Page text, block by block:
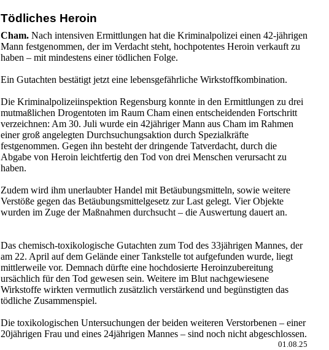
Tödliches Heroin
Cham. Nach intensiven Ermittlungen hat die Kriminalpolizei einen 42-jährigen
Mann festgenommen, der im Verdacht steht, hochpotentes Heroin verkauft zu
haben – mit mindestens einer tödlichen Folge.
Ein Gutachten bestätigt jetzt eine lebensgefährliche Wirkstoffkombination.
Die Kriminalpolizeiinspektion Regensburg konnte in den Ermittlungen zu drei
mutmaßlichen Drogentoten im Raum Cham einen entscheidenden Fortschritt
verzeichnen: Am 30. Juli wurde ein 42jähriger Mann aus Cham im Rahmen
einer groß angelegten Durchsuchungsaktion durch Spezialkräfte
festgenommen. Gegen ihn besteht der dringende Tatverdacht, durch die
Abgabe von Heroin leichtfertig den Tod von drei Menschen verursacht zu
haben.
Zudem wird ihm unerlaubter Handel mit Betäubungsmitteln, sowie weitere
Verstöße gegen das Betäubungsmittelgesetz zur Last gelegt. Vier Objekte
wurden im Zuge der Maßnahmen durchsucht – die Auswertung dauert an.
Das chemisch-toxikologische Gutachten zum Tod des 33jährigen Mannes, der
am 22. April auf dem Gelände einer Tankstelle tot aufgefunden wurde, liegt
mittlerweile vor. Demnach dürfte eine hochdosierte Heroinzubereitung
ursächlich für den Tod gewesen sein. Weitere im Blut nachgewiesene
Wirkstoffe wirkten vermutlich zusätzlich verstärkend und begünstigten das
tödliche Zusammenspiel.
Die toxikologischen Untersuchungen der beiden weiteren Verstorbenen – einer
20jährigen Frau und eines 24jährigen Mannes – sind noch nicht abgeschlossen.
01.08.25